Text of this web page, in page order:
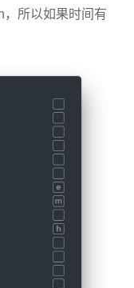
，所以如果时间有